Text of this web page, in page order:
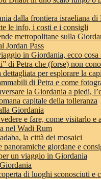
dalla frontiera israeliana
le info, i costi e i consigli
metropolitane sulla
Jordan Pass
in Giordania, ecco cosa
di Petra che (forse) non
per esplorare la
di Petra e come
la Giordania a piedi,
capitale della tolleranza
Giordania
e fare, come visitarlo e
nel Wadi Rum
la città dei mosaici
panoramiche giordane e
un viaggio in Giordania
di luoghi sconosciuti e